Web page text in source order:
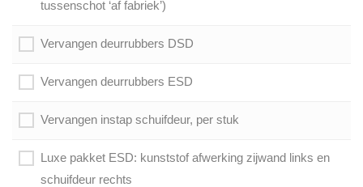
tussenschot ‘af fabriek’)
Vervangen deurrubbers DSD
Vervangen deurrubbers ESD
Vervangen instap schuifdeur, per stuk
Luxe pakket ESD: kunststof afwerking zijwand links en
schuifdeur rechts